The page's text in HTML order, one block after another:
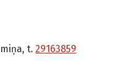
t. 29163859